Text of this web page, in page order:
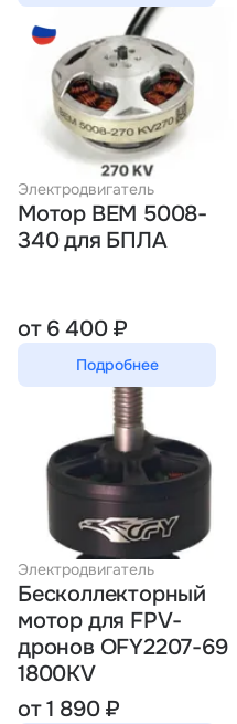
Электродвигатель
Мотор BEM 5008-
340 для БПЛА
от 6 400 ₽
Подробнее
Электродвигатель
Бесколлекторный
мотор для FPV-
дронов OFY2207-69
1800KV
от 1 890 ₽